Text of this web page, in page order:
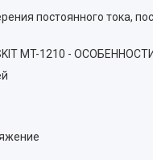
постоянного тока,
MT-1210 - ОСОБЕННОСТИ